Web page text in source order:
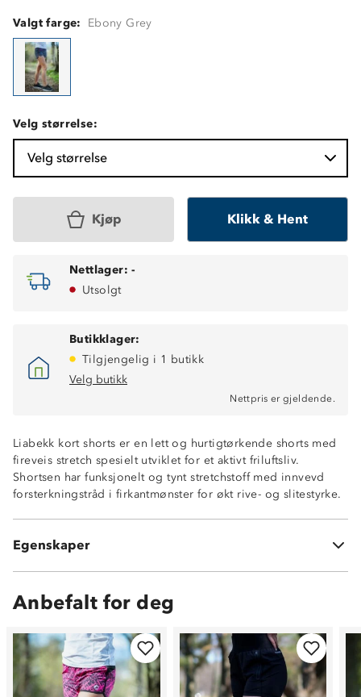
Valgt farge: Ebony Grey
Velg størrelse:
Velg størrelse
Kjøp Klikk & Hent
Nettlager: -
Utsolgt
Butikklager:
Tilgjengelig i 1 butikk
Velg butikk
Nettpris er gjeldende.
Liabekk kort shorts er en lett og hurtigtørkende shorts med
fireveis stretch spesielt utviklet for et aktivt friluftsliv.
Shortsen har funksjonelt og tynt stretchstoff med innvevd
forsterkningstråd i firkantmønster for økt rive- og slitestyrke.
Egenskaper
Fukttransporterende
Hurtigtørkende
Innershorts i meshmateriale
Glidelåslomme foran og bak
(95% nylon, 5% lycra)
Anbefalt for deg